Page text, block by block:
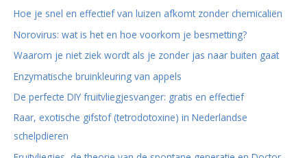
Hoe je snel en effectief van luizen afkomt zonder chemicaliën
Norovirus: wat is het en hoe voorkom je besmetting?
Waarom je niet ziek wordt als je zonder jas naar buiten gaat
Enzymatische bruinkleuring van appels
De perfecte DIY fruitvliegjesvanger: gratis en effectief
Raar, exotische gifstof (tetrodotoxine) in Nederlandse
schelpdieren